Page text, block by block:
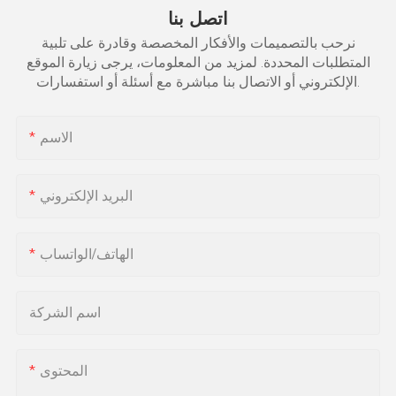
اتصل بنا
نرحب بالتصميمات والأفكار المخصصة وقادرة على تلبية
المتطلبات المحددة. لمزيد من المعلومات، يرجى زيارة الموقع
الإلكتروني أو الاتصال بنا مباشرة مع أسئلة أو استفسارات.
الاسم
البريد الإلكتروني
الهاتف/الواتساب
اسم الشركة
المحتوى